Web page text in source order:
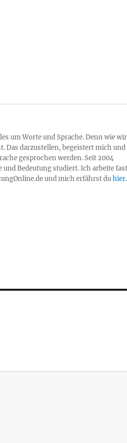
um Worte und Sprache. Denn wie wir
Das darzustellen, begeistert mich und
gesprochen werden. Seit 2004
Bedeutung studiert. Ich arbeite fast
und mich erfährst duhier.